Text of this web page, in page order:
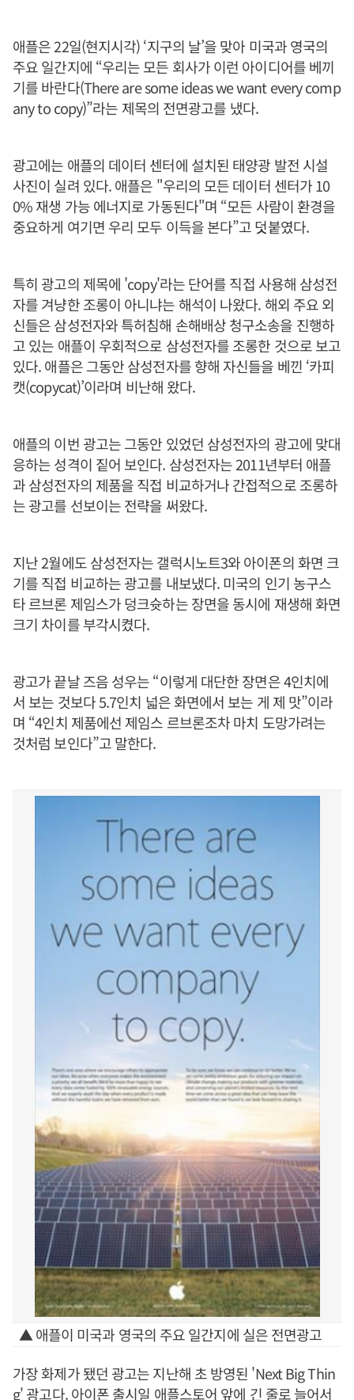
애플은 22일(현지시각) ‘지구의 날’을 맞아 미국과 영국의
주요 일간지에 “우리는 모든 회사가 이런 아이디어를 베끼
기를 바란다(There are some ideas we want every comp
any to copy)”라는 제목의 전면광고를 냈다.
광고에는 애플의 데이터 센터에 설치된 태양광 발전 시설
사진이 실려 있다. 애플은 "우리의 모든 데이터 센터가 10
0% 재생 가능 에너지로 가동된다"며 “모든 사람이 환경을
중요하게 여기면 우리 모두 이득을 본다”고 덧붙였다.
특히 광고의 제목에 'copy'라는 단어를 직접 사용해 삼성전
자를 겨냥한 조롱이 아니냐는 해석이 나왔다. 해외 주요 외
신들은 삼성전자와 특허침해 손해배상 청구소송을 진행하
고 있는 애플이 우회적으로 삼성전자를 조롱한 것으로 보고
있다. 애플은 그동안 삼성전자를 향해 자신들을 베낀 ‘카피
캣(copycat)’이라며 비난해 왔다.
애플의 이번 광고는 그동안 있었던 삼성전자의 광고에 맞대
응하는 성격이 짙어 보인다. 삼성전자는 2011년부터 애플
과 삼성전자의 제품을 직접 비교하거나 간접적으로 조롱하
는 광고를 선보이는 전략을 써왔다.
지난 2월에도 삼성전자는 갤럭시노트3와 아이폰의 화면 크
기를 직접 비교하는 광고를 내보냈다. 미국의 인기 농구스
타 르브론 제임스가 덩크슛하는 장면을 동시에 재생해 화면
크기 차이를 부각시켰다.
광고가 끝날 즈음 성우는 “이렇게 대단한 장면은 4인치에
서 보는 것보다 5.7인치 넓은 화면에서 보는 게 제 맛”이라
며 “4인치 제품에선 제임스 르브론조차 마치 도망가려는
것처럼 보인다”고 말한다.
▲ 애플이 미국과 영국의 주요 일간지에 실은 전면광고
가장 화제가 됐던 광고는 지난해 초 방영된 'Next Big Thin
g' 광고다. 아이폰 출시일 애플스토어 앞에 긴 줄로 늘어서